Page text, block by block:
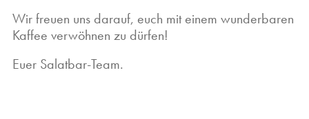
Wir freuen uns darauf, euch mit einem wunderbaren
Kaffee verwöhnen zu dürfen!
Euer Salatbar-Team.